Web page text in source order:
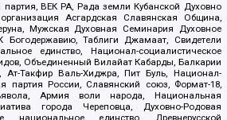
партия, ВЕК РА, Рада земли Кубанской Духовно
Асгардская Славянская Община,
Мужская Духовная Семинария Духовное
Богодержавию, Таблиги Джамаат, Свидетели
единство, Национал-социалистическое
Объединенный Вилайат Кабарды, Балкарии
Такфир Валь-Хиджра, Пит Буль, Национал-
партия России, Славянский союз, Формат-18,
Армия воли народа, Национальная
города Череповца, Духовно-Родовая